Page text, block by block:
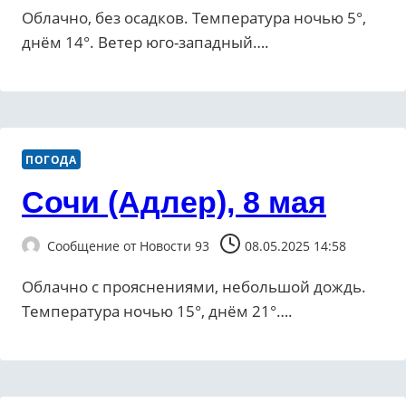
Облачно, без осадков. Температура ночью 5°,
днём 14°. Ветер юго-западный….
ПОГОДА
Сочи (Адлер), 8 мая
Сообщение от Новости 93 08.05.2025 14:58
Облачно с прояснениями, небольшой дождь.
Температура ночью 15°, днём 21°….